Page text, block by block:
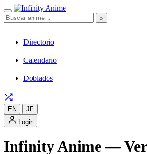
⌕
Directorio
Calendario
Doblados
EN
JP
Login
Infinity Anime —